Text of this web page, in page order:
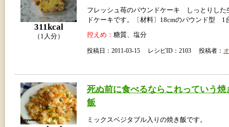
311kcal
（1人分）
フレッシュ苺のパウンドケーキ しっとりした
ドケーキです。〔材料〕18cmのパウンド型 1
控えめ： 糖質、塩分
投稿日：2011-03-15 レシピID：2103 投稿者：
死ぬ前に食べるならこれっていう焼
飯
ミックスベジタブル入りの焼き飯です。